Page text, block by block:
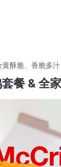
黄酥脆、香脆多汁
餐 & 全